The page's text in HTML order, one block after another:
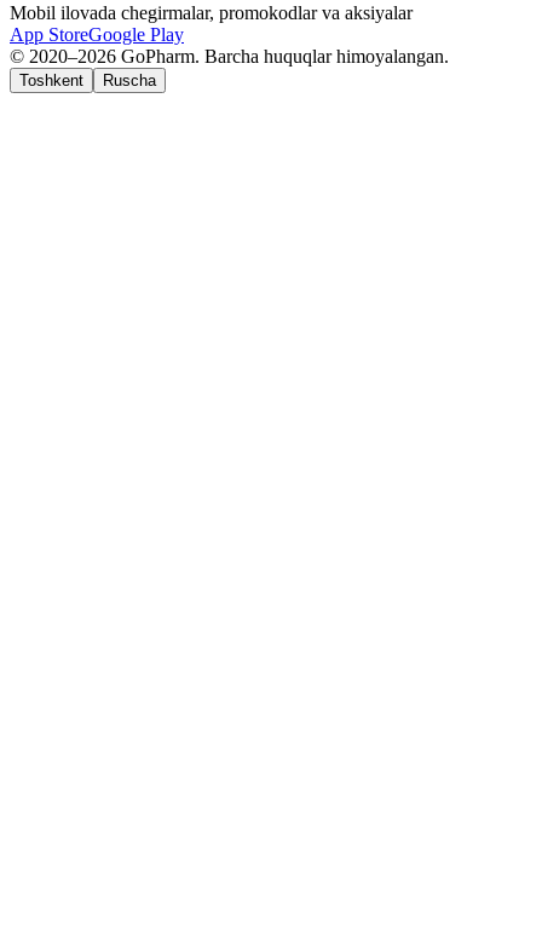
Mobil ilovada chegirmalar, promokodlar va aksiyalar
App StoreGoogle Play
© 2020–2026 GoPharm. Barcha huquqlar himoyalangan.
Toshkent Ruscha